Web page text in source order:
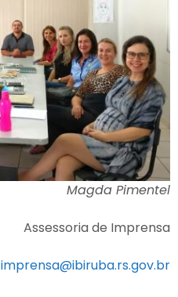
Magda Pimentel
Assessoria de Imprensa
imprensa@ibiruba.rs.gov.br